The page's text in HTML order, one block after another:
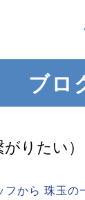
ブロ
りたい）
から 珠玉の